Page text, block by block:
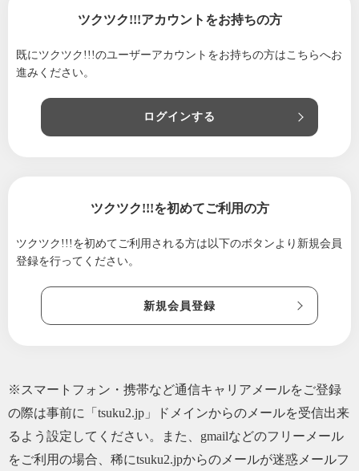
ツクツク!!!アカウントをお持ちの方
既にツクツク!!!のユーザーアカウントをお持ちの方はこちらへお
進みください。
ログインする
ツクツク!!!を初めてご利用の方
ツクツク!!!を初めてご利用される方は 以下のボタンより新規会員
登録を行ってください。
新規会員登録
※スマートフォン・携帯など通信キャリアメールをご登録
の際は事前に「tsuku2.jp」ドメインからのメールを受信出来
るよう設定してください。また、gmailなどのフリーメール
をご利用の場合、稀にtsuku2.jpからのメールが迷惑メールフ